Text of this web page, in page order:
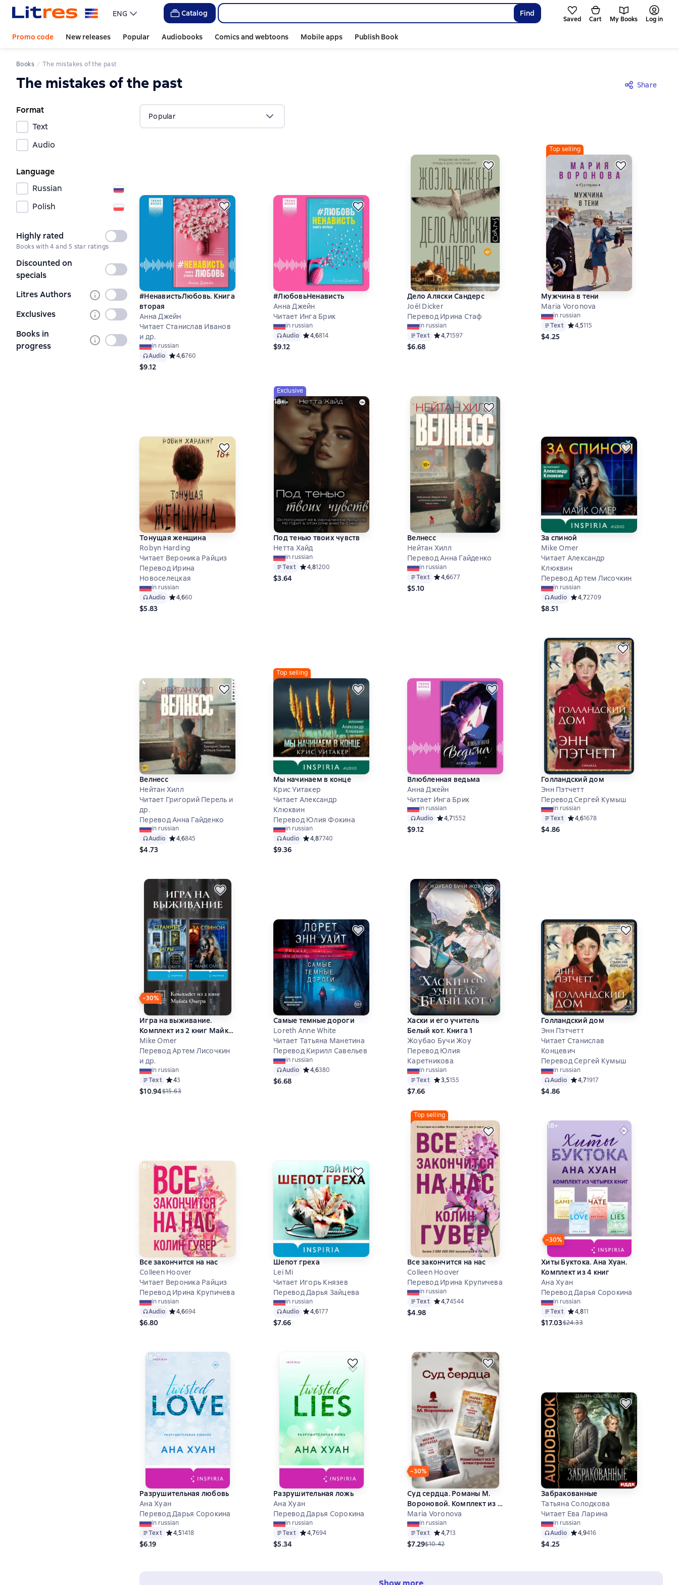
ENG Catalog Find
Saved Cart My Books Log in
Promo code New releases Popular Audiobooks Comics and webtoons Mobile apps Publish Book
Books The mistakes of the past
The mistakes of the past Share
Format
Text
Audio
Language
Russian
Polish
Highly rated
Not
selected
Books with 4 and 5 star ratings
Discounted on
specials
Not
Litres Authors
Not
selected
Exclusives
Not
Books in
progress
Not
Popular
#НенавистьЛюбовь. Книга
вторая
Анна Джейн
Читает Станислав Иванов
и др.
in russian
Audio Средний рейтинг 4,6 на основе 760 оценок
4,6760
$9.12
#ЛюбовьНенависть
Анна Джейн
Читает Инга Брик
in russian
Audio Средний рейтинг 4,6 на основе 814 оценок
4,6814
$9.12
Дело Аляски Сандерс
Joël Dicker
Перевод Ирина Стаф
in russian
Text Средний рейтинг 4,7 на основе 1597 оценок
4,71597
$6.68
Top selling
Мужчина в тени
Maria Voronova
in russian
Text Средний рейтинг 4,5 на основе 115
4,5115
$4.25
Тонущая женщина
Robyn Harding
Читает Вероника Райциз
Перевод Ирина
Новоселецкая
in russian
Audio Средний рейтинг 4,6 на основе 60 оценок
4,660
$5.83
Exclusive
18+
Под тенью твоих чувств
Нетта Хайд
in russian
Text Средний рейтинг 4,8 на основе 1200 оценок
4,81200
$3.64
Велнесс
Нейтан Хилл
Перевод Анна Гайденко
in russian
Text Средний рейтинг 4,6 на основе 677 оценок
4,6677
$5.10
За спиной
Mike Omer
Читает Александр
Клюквин
Перевод Артем Лисочкин
in russian
Audio Средний рейтинг 4,7 на основе
4,72709
$8.51
Велнесс
Нейтан Хилл
Читает Григорий Перель и
др.
Перевод Анна Гайденко
in russian
Audio Средний рейтинг 4,6 на основе 845 оценок
4,6845
$4.73
Top selling
Мы начинаем в конце
Крис Уитакер
Читает Александр
Клюквин
Перевод Юлия Фокина
in russian
Audio Средний рейтинг 4,8 на основе 7740 оценок
4,87740
$9.36
Влюбленная ведьма
Анна Джейн
Читает Инга Брик
in russian
Audio Средний рейтинг 4,7 на основе 1552 оценок
4,71552
$9.12
Голландский дом
Энн Пэтчетт
Перевод Сергей Кумыш
in russian
Text Средний рейтинг 4,6 на основе 1678
4,61678
$4.86
−30%
Игра на выживание.
Комплект из 2 книг Майка
Омера
Mike Omer
Перевод Артем Лисочкин
и др.
in russian
Text Средний рейтинг 4 на основе 3 оценок
43
$10.94$15.63
Самые темные дороги
Loreth Anne White
Читает Татьяна Манетина
Перевод Кирилл Савельев
in russian
Audio Средний рейтинг 4,6 на основе 380 оценок
4,6380
$6.68
Хаски и его учитель
Белый кот. Книга 1
Жоубао Бучи Жоу
Перевод Юлия
Каретникова
in russian
Text Средний рейтинг 3,5 на основе 155 оценок
3,5155
$7.66
Голландский дом
Энн Пэтчетт
Читает Станислав
Концевич
Перевод Сергей Кумыш
in russian
Audio Средний рейтинг 4,7 на основе
4,71917
$4.86
18+
Все закончится на нас
Colleen Hoover
Читает Вероника Райциз
Перевод Ирина Крупичева
in russian
Audio Средний рейтинг 4,6 на основе 694 оценок
4,6694
$6.80
Шепот греха
Lei Mi
Читает Игорь Князев
Перевод Дарья Зайцева
in russian
Audio Средний рейтинг 4,6 на основе 177 оценок
4,6177
$7.66
Top selling
Все закончится на нас
Colleen Hoover
Перевод Ирина Крупичева
in russian
Text Средний рейтинг 4,7 на основе 4544 оценок
4,74544
$4.98
18+
−30%
Хиты Буктока. Ана Хуан.
Комплект из 4 книг
Ана Хуан
Перевод Дарья Сорокина
in russian
Text Средний рейтинг 4,8 на основе 11
4,811
$17.03$24.33
18+
Разрушительная любовь
Ана Хуан
Перевод Дарья Сорокина
in russian
Text Средний рейтинг 4,5 на основе 1418 оценок
4,51418
$6.19
Разрушительная ложь
Ана Хуан
Перевод Дарья Сорокина
in russian
Text Средний рейтинг 4,7 на основе 694 оценок
4,7694
$5.34
−30%
Суд сердца. Романы М.
Вороновой. Комплект из 2
книг
Maria Voronova
in russian
Text Средний рейтинг 4,7 на основе 13 оценок
4,713
$7.29$10.42
Забракованные
Татьяна Солодкова
Читает Ева Ларина
in russian
Audio Средний рейтинг 4,9 на основе 416
4,9416
$4.25